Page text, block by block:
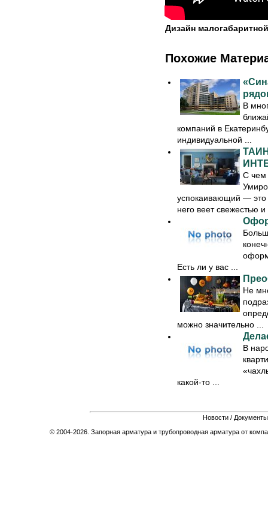
Дизайн
Похожие
В
компаний в
индивидуальной ...
С чем
успокаивающий — это
него веет свежестью и
Есть ли у вас ...
Не
можно значительно ...
В
какой-то ...
Новости / Документы
© 2004-2026. Запорная арматура и трубопроводная арматура от